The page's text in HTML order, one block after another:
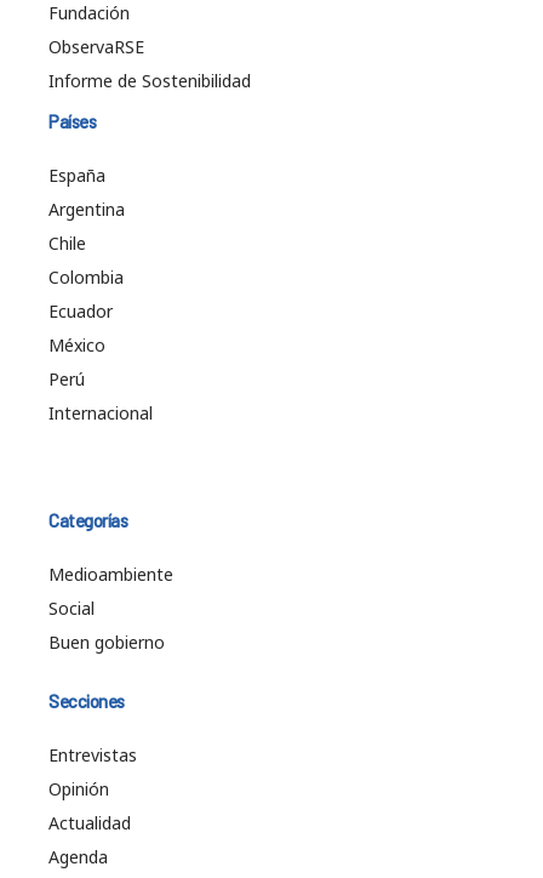
Fundación
ObservaRSE
Informe de Sostenibilidad
Países
España
Argentina
Chile
Colombia
Ecuador
México
Perú
Internacional
Categorías
Medioambiente
Social
Buen gobierno
Secciones
Entrevistas
Opinión
Actualidad
Agenda